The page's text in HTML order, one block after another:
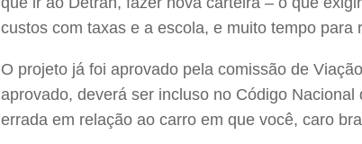
custos com taxas e a escola, e muito tempo para
O projeto já foi aprovado pela comissão de
aprovado, deverá ser incluso no Código
errada em relação ao carro em que você, caro